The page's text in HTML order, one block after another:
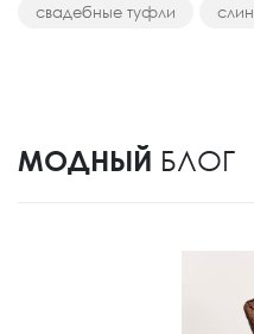
свадебные туфли
МОДНЫЙ БЛОГ